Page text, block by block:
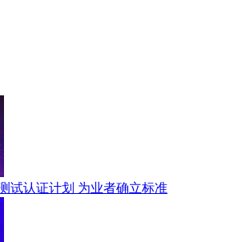
试认证计划 为业者确立标准